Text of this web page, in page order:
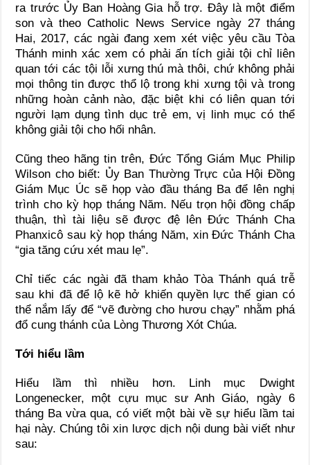
ra trước Ủy Ban Hoàng Gia hỗ trợ. Đây là một điểm
son và theo Catholic News Service ngày 27 tháng
Hai, 2017, các ngài đang xem xét việc yêu cầu Tòa
Thánh minh xác xem có phải ấn tích giải tội chỉ liên
quan tới các tội lỗi xưng thú mà thôi, chứ không phải
mọi thông tin được thổ lộ trong khi xưng tội và trong
những hoàn cảnh nào, đặc biệt khi có liên quan tới
người lạm dụng tình dục trẻ em, vị linh mục có thể
không giải tội cho hối nhân.
Cũng theo hãng tin trên, Đức Tổng Giám Mục Philip
Wilson cho biết: Ủy Ban Thường Trực của Hội Đồng
Giám Mục Úc sẽ họp vào đầu tháng Ba để lên nghị
trình cho kỳ họp tháng Năm. Nếu trọn hội đồng chấp
thuận, thì tài liệu sẽ được đệ lên Đức Thánh Cha
Phanxicô sau kỳ họp tháng Năm, xin Đức Thánh Cha
“gia tăng cứu xét mau lẹ”.
Chỉ tiếc các ngài đã tham khảo Tòa Thánh quá trễ
sau khi đã để lộ kẽ hở khiến quyền lực thế gian có
thể nắm lấy để “vẽ đường cho hươu chạy” nhằm phá
đổ cung thánh của Lòng Thương Xót Chúa.
Tới hiểu lầm
Hiểu lầm thì nhiều hơn. Linh mục Dwight
Longenecker, một cựu mục sư Anh Giáo, ngày 6
tháng Ba vừa qua, có viết một bài về sự hiểu lầm tai
hại này. Chúng tôi xin lược dịch nội dung bài viết như
sau: